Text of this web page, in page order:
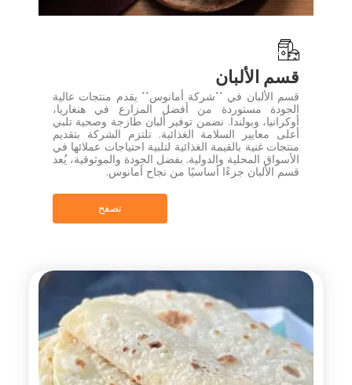
قسم الألبان
قسم الألبان في **شركة أمانوس** يقدم منتجات عالية
الجودة مستوردة من أفضل المزارع في هنغاريا،
أوكرانيا، وبولندا. نضمن توفير ألبان طازجة وصحية تلبي
أعلى معايير السلامة الغذائية. تلتزم الشركة بتقديم
منتجات غنية بالقيمة الغذائية لتلبية احتياجات عملائها في
الأسواق المحلية والدولية. بفضل الجودة والموثوقية، يُعد
قسم الألبان جزءًا أساسيًا من نجاح أمانوس.
تصفح